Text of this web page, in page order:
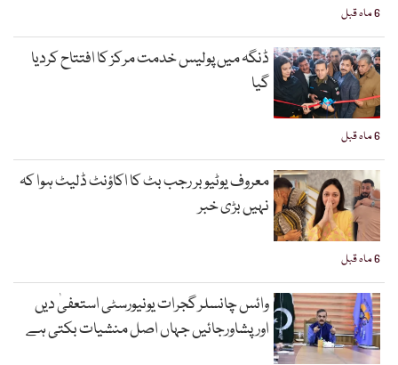
6 ماہ قبل
6 ماہ قبل
ڈنگہ میں پولیس خدمت مرکز کا افتتاح کردیا
گیا
6 ماہ قبل
معروف یوٹیوبر رجب بٹ کا اکاؤنٹ ڈلیٹ ہوا کہ
نہیں بڑی خبر
وائس چانسلر گجرات یونیورسٹی استعفیٰ دیں
اورپشاورجائیں جہاں اصل منشیات بکتی ہے